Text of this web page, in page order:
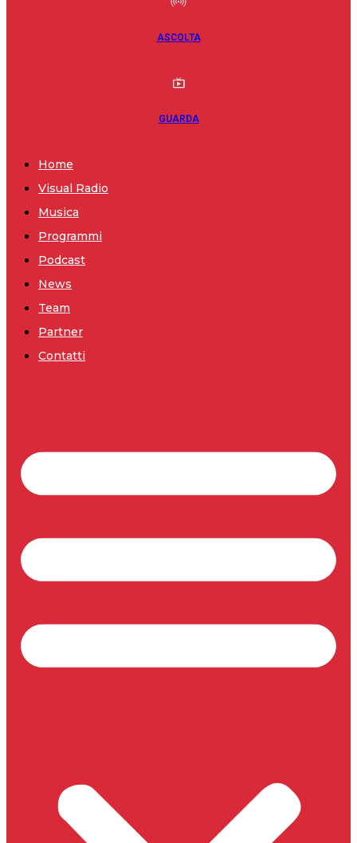
ASCOLTA
GUARDA
Home
Visual Radio
Musica
Programmi
Podcast
News
Team
Partner
Contatti